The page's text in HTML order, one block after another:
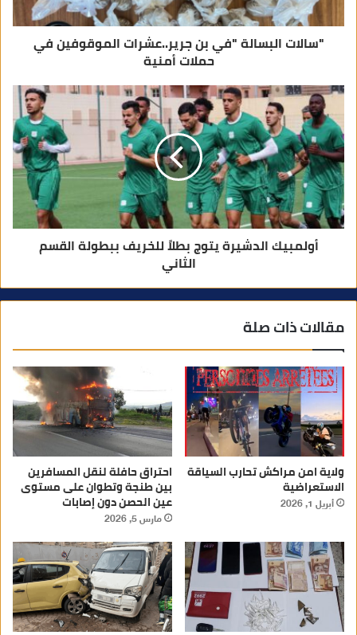
"سالات البسالة "في بن جرير..عشرات الموقوفين في
حملات أمنية
أولمبيك الدشيرة يتوج بطلاً للخريف ببطولة القسم
الثاني
مقالات ذات صلة
ولاية امن مراكش تحارب السياقة
الاستعراضية
أبريل 1, 2026
احتراق حافلة لنقل المسافرين
بين طنجة وتطوان على مستوى
عين الحصن دون إصابات
مارس 5, 2026